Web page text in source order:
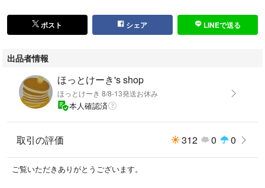
ポスト シェア LINEで送る
出品者情報
ほっとけーき's shop
ほっとけーき 8/8-13発送お休み
本人確認済
取引の評価 312 0 0
ご覧いただきありがとうございます。